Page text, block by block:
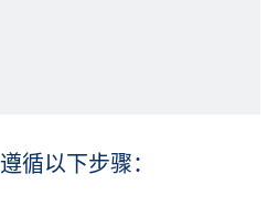
循以下步骤：